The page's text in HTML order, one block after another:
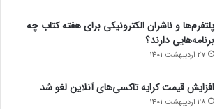
پلتفرم‌ها و ناشران الکترونیکی برای هفته کتاب چه
برنامه‌هایی دارند؟
27 اردیبهشت 1401
افزایش قیمت کرایه تاکسی‌های آنلاین لغو شد
28 اردیبهشت 1401